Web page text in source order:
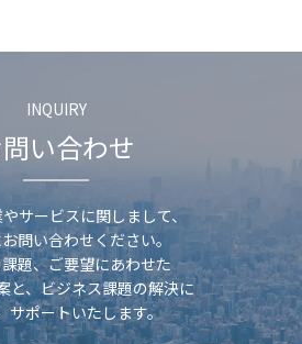
INQUIRY
い合わせ
サービスに関しまして、
問い合わせください。
題、ご要望にあわせた
と、ビジネス課題の解決に
サポートいたします。